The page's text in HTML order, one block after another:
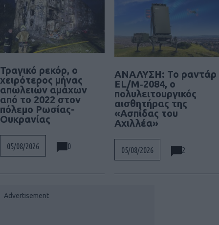
Τραγικό ρεκόρ, ο
χειρότερος μήνας
απωλειών αμάχων
από το 2022 στον
πόλεμο Ρωσίας-
Ουκρανίας
05/08/2026 0
ΑΝΑΛΥΣΗ: To ραντάρ
EL/M‑2084, ο
πολυλειτουργικός
αισθητήρας της
«Ασπίδας του
Αχιλλέα»
05/08/2026 2